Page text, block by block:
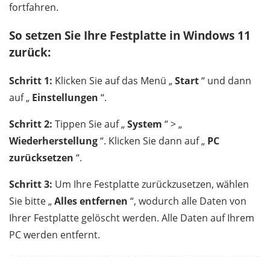
fortfahren.
So setzen Sie Ihre Festplatte in Windows 11
zurück:
Schritt 1: Klicken Sie auf das Menü „Start“ und dann
auf „ Einstellungen “.
Schritt 2: Tippen Sie auf „System “ > „
Wiederherstellung“. Klicken Sie dann auf „ PC
zurücksetzen “.
Schritt 3: Um Ihre Festplatte zurückzusetzen, wählen
Sie bitte „Alles entfernen “, wodurch alle Daten von
Ihrer Festplatte gelöscht werden. Alle Daten auf Ihrem
PC werden entfernt.